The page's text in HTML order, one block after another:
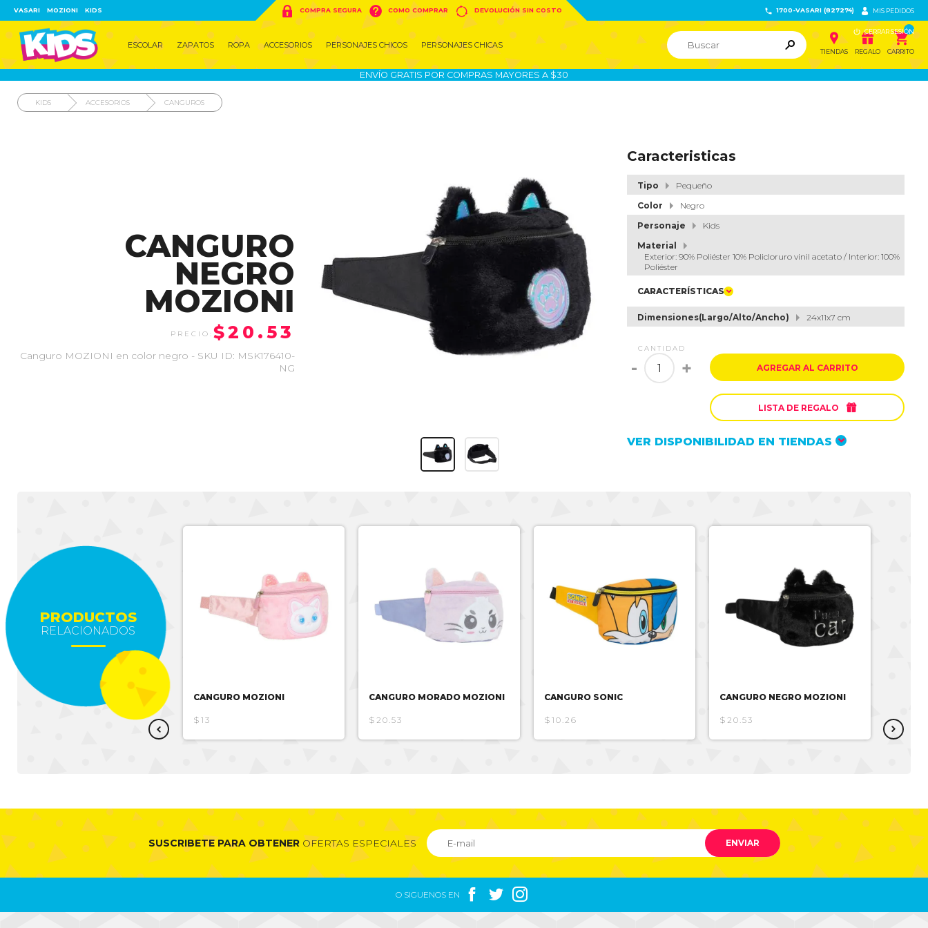
VASARI MOZIONI KIDS  COMPRA SEGURA  COMO COMPRAR  DEVOLUCIÓN SIN COSTO  1700-VASARI (827274)  MIS PEDIDOS
 CERRAR SESIÓN
ESCOLAR ZAPATOS ROPA ACCESORIOS PERSONAJES CHICOS PERSONAJES CHICAS  
TIENDAS

REGALO
ຐ
CARRITO
ENVÍO GRATIS POR COMPRAS MAYORES A $30
KIDS ACCESORIOS CANGUROS
CANGURO
NEGRO
MOZIONI
$20.53
Canguro MOZIONI en color negro - SKU ID: MSK176410-
NG
Caracteristicas
Tipo
Pequeño
Color
Negro
Personaje
Kids
Material
Exterior: 90% Poliéster 10% Policloruro vinil acetato / Interior: 100%
Poliéster
CARACTERÍSTICAS
Dimensiones(Largo/Alto/Ancho) 24x11x7 cm
CANTIDAD
- + AGREGAR AL CARRITO
LISTA DE REGALO 
VER DISPONIBILIDAD EN TIENDAS
PRODUCTOS
RELACIONADOS
CANGURO TRANSFORMERS CANGURO MOZIONI
$13
CANGURO MORADO MOZIONI
$20.53
CANGURO SONIC
$10.26
CANGURO NEGRO MOZIONI
$20.53 $20.53
SUSCRIBETE PARA OBTENEROFERTAS ESPECIALES ENVIAR
O SIGUENOS EN   